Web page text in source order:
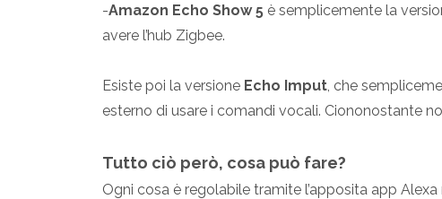
-Amazon Echo Show 5 è semplicemente la
avere l’hub Zigbee.
Esiste poi la versione Echo Imput , che
esterno di usare i comandi vocali. Ciononostante
Tutto ciò però, cosa può fare?
Ogni cosa è regolabile tramite l’apposita app